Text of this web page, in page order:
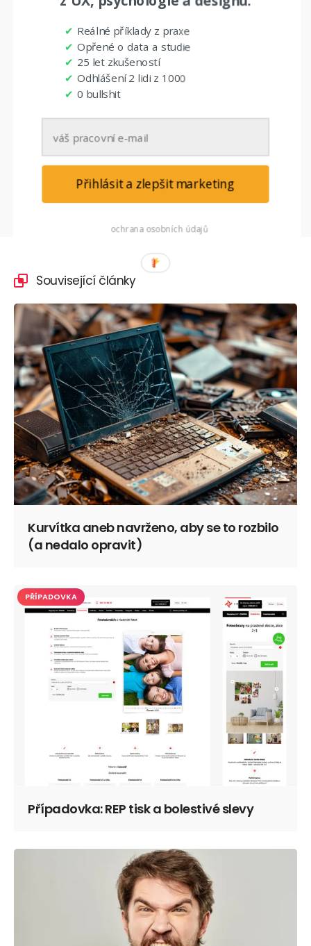
Newsletter odebírají
Související články
Kurvítka aneb navrženo, aby se to rozbilo
(a nedalo opravit)
PŘÍPADOVKA
Případovka: REP tisk a bolestivé slevy
✔ Reálné příklady z praxe
✔ Opřené o data a studie
✔ 25 let zkušeností
✔ Odhlášení 2 lidi z 1000
✔ 0 bullshit
Přihlásit a zlepšit marketing
ochrana osobních údajů